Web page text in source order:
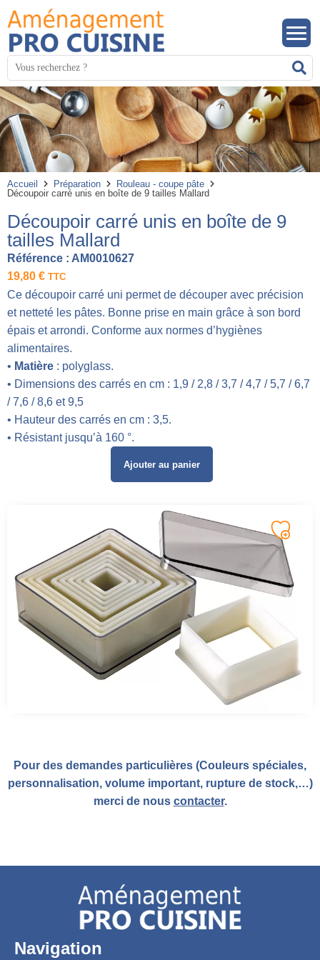
Mots
clés
:
Accueil Préparation
Rouleau - coupe pâte
Découpoir carré unis en boîte de 9 tailles Mallard
Découpoir carré unis en boîte de 9
tailles Mallard
Référence : AM0010627
19,80 € TTC
Ce découpoir carré uni permet de découper avec précision
et netteté les pâtes. Bonne prise en main grâce à son bord
épais et arrondi. Conforme aux normes d’hygiènes
alimentaires.
• Matière : polyglass.
• Dimensions des carrés en cm : 1,9 / 2,8 / 3,7 / 4,7 / 5,7 / 6,7
/ 7,6 / 8,6 et 9,5
• Hauteur des carrés en cm : 3,5.
• Résistant jusqu’à 160 °.
Ajouter au panier
Pour des demandes particulières (Couleurs spéciales,
personnalisation, volume important, rupture de stock,…)
merci de nous contacter.
Navigation
Panneau de gestion des cookies